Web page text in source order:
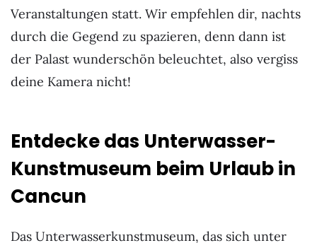
Veranstaltungen statt. Wir empfehlen dir, nachts
durch die Gegend zu spazieren, denn dann ist
der Palast wunderschön beleuchtet, also vergiss
deine Kamera nicht!
Entdecke das Unterwasser-
Kunstmuseum beim Urlaub in
Cancun
Das Unterwasserkunstmuseum, das sich unter